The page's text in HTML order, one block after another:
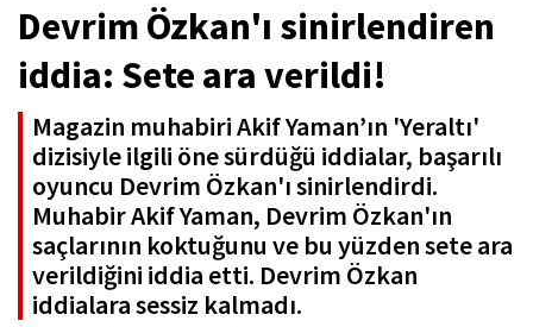
Devrim Özkan'ı sinirlendiren
iddia: Sete ara verildi!
Magazin muhabiri Akif Yaman’ın 'Yeraltı'
dizisiyle ilgili öne sürdüğü iddialar, başarılı
oyuncu Devrim Özkan'ı sinirlendirdi.
Muhabir Akif Yaman, Devrim Özkan'ın
saçlarının koktuğunu ve bu yüzden sete ara
verildiğini iddia etti. Devrim Özkan
iddialara sessiz kalmadı.